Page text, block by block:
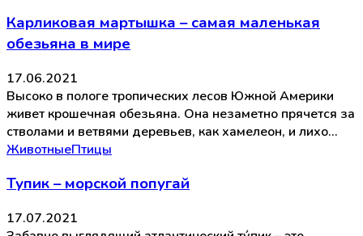
Карликовая мартышка – самая маленькая
обезьяна в мире
17.06.2021
Высоко в пологе тропических лесов Южной Америки
живет крошечная обезьяна. Она незаметно прячется за
стволами и ветвями деревьев, как хамелеон, и лихо…
ЖивотныеПтицы
Тупик – морской попугай
17.07.2021